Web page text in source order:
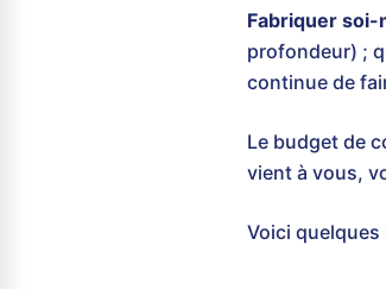
Fabriquer soi-
profondeur) ;
continue de
Le budget de
vient à vous,
Voici